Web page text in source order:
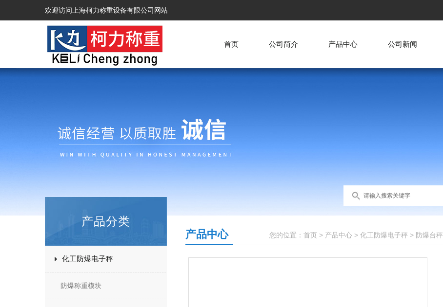
欢迎访问上海柯力称重设备有限公司网站
首页 公司简介 产品中心 公司新闻
产品分类
化工防爆电子秤
防爆称重模块
您的位置： 首页 > 产品中心 > 化工防爆电子秤 > 防爆台秤
产品中心